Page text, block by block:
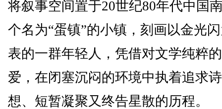
将叙事空间置于20世纪80年代中国
个名为“蛋镇”的小镇，刻画以金光
表的一群年轻人，凭借对文学纯粹
爱，在闭塞沉闷的环境中执着追求
想、短暂凝聚又终告星散的历程。